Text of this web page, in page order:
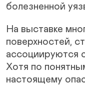
болезненной
На выставке
поверхностей,
ассоциируются
Хотя по
настоящему